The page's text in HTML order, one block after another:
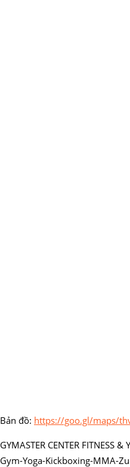
Bản đồ: https://goo.gl/maps/
GYMASTER CENTER FITNESS
Gym-Yoga-Kickboxing-MMA-